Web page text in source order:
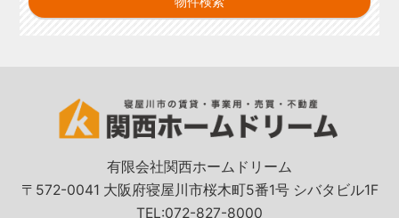
有限会社関西ホームドリーム
〒572-0041 大阪府寝屋川市桜木町5番1号 シバタビル1F
TEL:072-827-8000